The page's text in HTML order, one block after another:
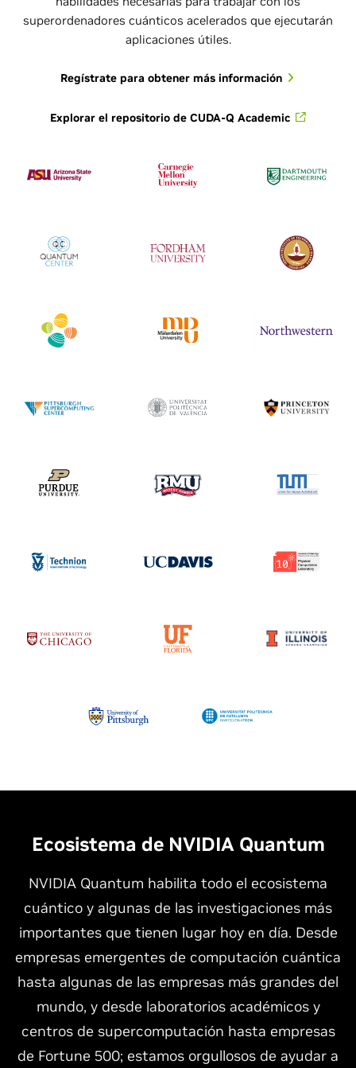
superordenadores cuánticos acelerados que ejecutarán
aplicaciones útiles.
Regístrate para obtener más información
Explorar el repositorio de CUDA-Q Academic
Ecosistema de NVIDIA Quantum
NVIDIA Quantum habilita todo el ecosistema
cuántico y algunas de las investigaciones más
importantes que tienen lugar hoy en día. Desde
empresas emergentes de computación cuántica
hasta algunas de las empresas más grandes del
mundo, y desde laboratorios académicos y
centros de supercomputación hasta empresas
de Fortune 500; estamos orgullosos de ayudar a